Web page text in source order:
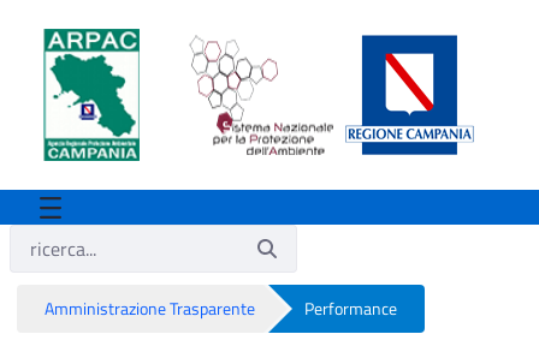
Amministrazione Trasparente Performance